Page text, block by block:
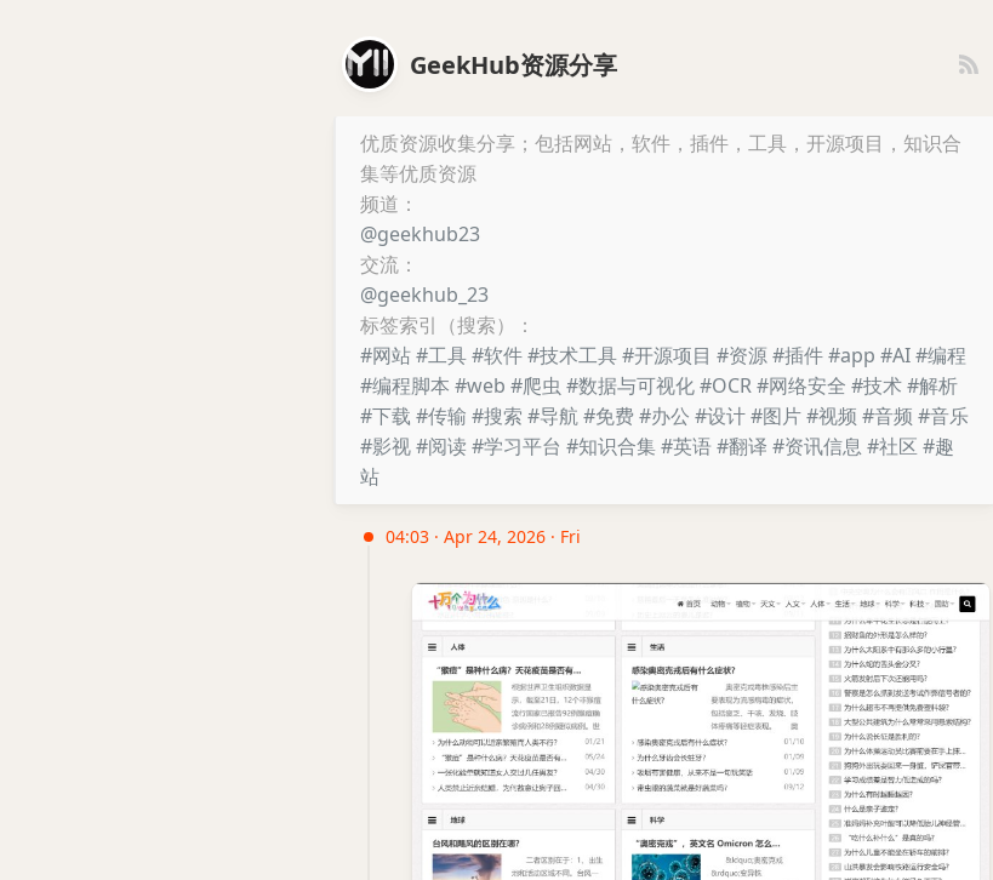
GeekHub资源分享
优质资源收集分享；包括网站，软件，插件，工具，开源项目，知识合
集等优质资源
频道：
@geekhub23
交流：
@geekhub_23
标签索引（搜索）：
#网站#工具#软件#技术工具#开源项目 #资源#插件#app #AI#编程
#编程脚本 #web #爬虫 #数据与可视化#OCR#网络安全 #技术#解析
#下载 #传输 #搜索 #导航#免费#办公 #设计#图片#视频 #音频 #音乐
#影视#阅读 #学习平台 #知识合集#英语#翻译 #资讯信息 #社区 #趣
站
04:03 · Apr 24, 2026 · Fri